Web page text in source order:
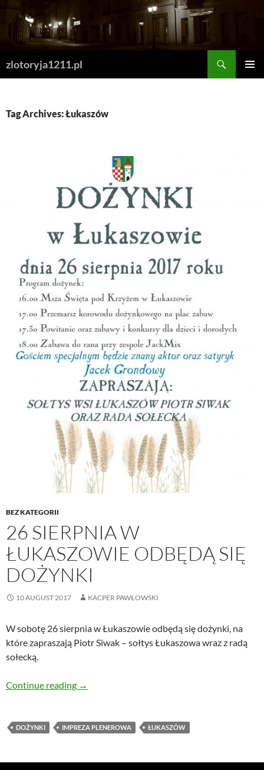
Skip
content
zlotoryja1211.pl
Tag Archives: Łukaszów
BEZ KATEGORII
26 SIERPNIA W
ŁUKASZOWIE ODBĘDĄ SIĘ
DOŻYNKI
10 AUGUST 2017 KACPER PAWŁOWSKI
W sobotę 26 sierpnia w Łukaszowie odbędą się dożynki, na
które zapraszają Piotr Siwak – sołtys Łukaszowa wraz z radą
sołecką.
Continue reading 26 sierpnia w Łukaszowie odbędą się dożynki
→
DOŻYNKI IMPREZA PLENEROWA ŁUKASZÓW